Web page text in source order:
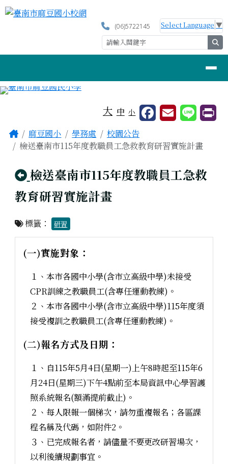
跳至主內容區
臺南市麻豆國小校網
(06)5722145 Select Language ▼
大 中 小
主內容區域
Home麻豆國小 學務處
校園公告
檢送臺南市115年度教職員工急救教育研習實施計畫
回上頁
檢送臺南市115年度教職員工急救
教育研習實施計畫
標籤： 研習
(一)實施對象：
１、本市各國中小學(含市立高級中學)未接受
CPR訓練之教職員工(含專任運動教練)。
２、本市各國中小學(含市立高級中學)115年度須
接受複訓之教職員工(含專任運動教練)。
(二)報名方式及日期：
１、自115年5月4日(星期一)上午8時起至115年6
月24日(星期三)下午4點前至本局資訊中心學習護
照系統報名(額滿提前截止)。
２、每人限報一個梯次，請勿重複報名；各區課
程名稱及代碼，如附件2。
３、已完成報名者，請儘量不要更改研習場次，
以利後續規劃事宜。
頁尾區域